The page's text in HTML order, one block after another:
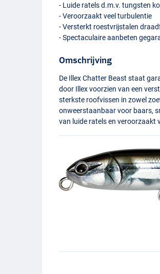
- Luide ratels d.m.v. tungsten
- Veroorzaakt veel turbulentie
- Versterkt roestvrijstalen
- Spectaculaire aanbeten
Omschrijving
De Illex Chatter Beast staat
door Illex voorzien van een
sterkste roofvissen in zowel
onweerstaanbaar voor baars,
van luide ratels en veroorzaakt